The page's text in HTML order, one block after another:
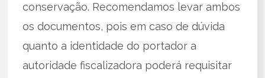
conservação. Recomendamos levar ambos
os documentos, pois em caso de dúvida
quanto a identidade do portador a
autoridade fiscalizadora poderá requisitar